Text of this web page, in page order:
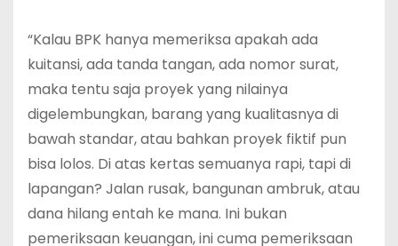
“Kalau BPK hanya memeriksa apakah ada
kuitansi, ada tanda tangan, ada nomor surat,
maka tentu saja proyek yang nilainya
digelembungkan, barang yang kualitasnya di
bawah standar, atau bahkan proyek fiktif pun
bisa lolos. Di atas kertas semuanya rapi, tapi di
lapangan? Jalan rusak, bangunan ambruk, atau
dana hilang entah ke mana. Ini bukan
pemeriksaan keuangan, ini cuma pemeriksaan